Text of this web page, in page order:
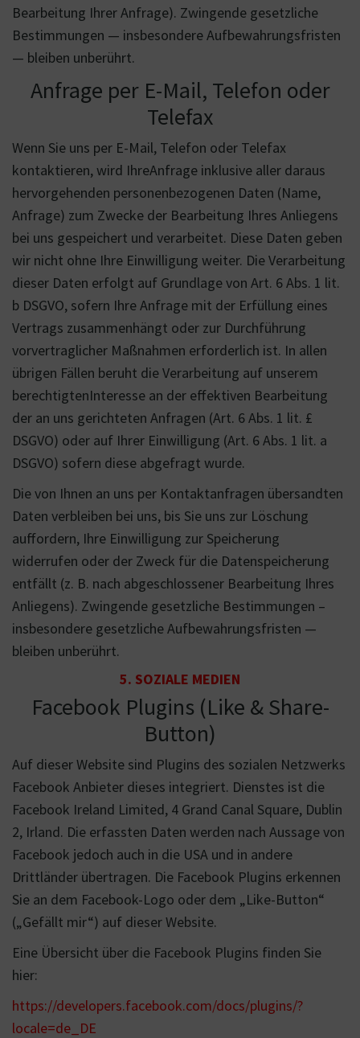
Bearbeitung Ihrer Anfrage). Zwingende gesetzliche
Bestimmungen — insbesondere Aufbewahrungsfristen
— bleiben unberührt.
Anfrage per E-Mail, Telefon oder
Telefax
Wenn Sie uns per E-Mail, Telefon oder Telefax
kontaktieren, wird IhreAnfrage inklusive aller daraus
hervorgehenden personenbezogenen Daten (Name,
Anfrage) zum Zwecke der Bearbeitung Ihres Anliegens
bei uns gespeichert und verarbeitet. Diese Daten geben
wir nicht ohne Ihre Einwilligung weiter. Die Verarbeitung
dieser Daten erfolgt auf Grundlage von Art. 6 Abs. 1 lit.
b DSGVO, sofern Ihre Anfrage mit der Erfüllung eines
Vertrags zusammenhängt oder zur Durchführung
vorvertraglicher Maßnahmen erforderlich ist. In allen
übrigen Fällen beruht die Verarbeitung auf unserem
berechtigtenInteresse an der effektiven Bearbeitung
der an uns gerichteten Anfragen (Art. 6 Abs. 1 lit. £
DSGVO) oder auf Ihrer Einwilligung (Art. 6 Abs. 1 lit. a
DSGVO) sofern diese abgefragt wurde.
Die von Ihnen an uns per Kontaktanfragen übersandten
Daten verbleiben bei uns, bis Sie uns zur Löschung
auffordern, Ihre Einwilligung zur Speicherung
widerrufen oder der Zweck für die Datenspeicherung
entfällt (z. B. nach abgeschlossener Bearbeitung Ihres
Anliegens). Zwingende gesetzliche Bestimmungen –
insbesondere gesetzliche Aufbewahrungsfristen —
bleiben unberührt.
5. SOZIALE MEDIEN
Facebook Plugins (Like & Share-
Button)
Auf dieser Website sind Plugins des sozialen Netzwerks
Facebook Anbieter dieses integriert. Dienstes ist die
Facebook Ireland Limited, 4 Grand Canal Square, Dublin
2, Irland. Die erfassten Daten werden nach Aussage von
Facebook jedoch auch in die USA und in andere
Drittländer übertragen. Die Facebook Plugins erkennen
Sie an dem Facebook-Logo oder dem „Like-Button“
(„Gefällt mir“) auf dieser Website.
Eine Übersicht über die Facebook Plugins finden Sie
hier:
https://developers.facebook.com/docs/plugins/?
locale=de_DE